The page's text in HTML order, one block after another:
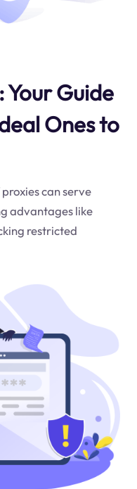
Your Guide
Ones to
can serve
advantages like
restricted